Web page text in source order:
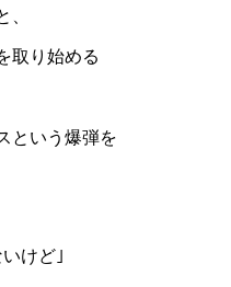
、
取り始める
という爆弾を
けど｣